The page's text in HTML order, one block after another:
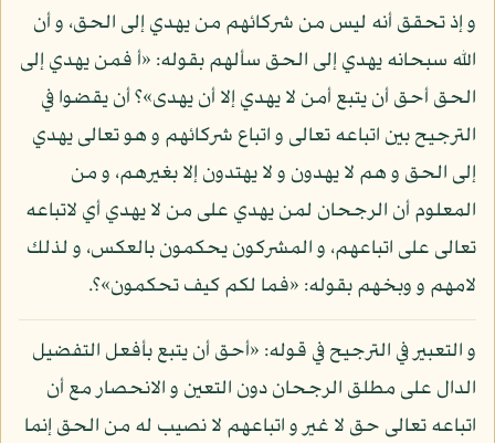
و إذ تحقق أنه ليس من شركائهم من يهدي إلى الحق، و أن
الله سبحانه يهدي إلى الحق سألهم بقوله: «أ فمن يهدي إلى
الحق أحق أن يتبع أمن لا يهدي إلا أن يهدى»؟ أن يقضوا في
الترجيح بين اتباعه تعالى و اتباع شركائهم و هو تعالى يهدي
إلى الحق و هم لا يهدون و لا يهتدون إلا بغيرهم، و من
المعلوم أن الرجحان لمن يهدي على من لا يهدي أي لاتباعه
تعالى على اتباعهم، و المشركون يحكمون بالعكس، و لذلك
لامهم و وبخهم بقوله: «فما لكم كيف تحكمون»؟.
و التعبير في الترجيح في قوله: «أحق أن يتبع بأفعل التفضيل
الدال على مطلق الرجحان دون التعين و الانحصار مع أن
اتباعه تعالى حق لا غير و اتباعهم لا نصيب له من الحق إنما